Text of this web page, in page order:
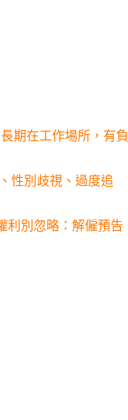
期在工作場所，有負
性別歧視、過度追
利別忽略：解僱預告